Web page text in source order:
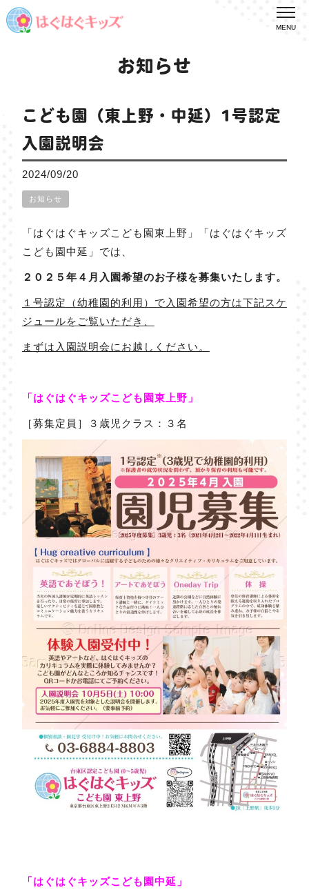
MENU
お知らせ
こども園（東上野・中延）1号認定
入園説明会
2024/09/20
お知らせ
「はぐはぐキッズこども園東上野」「はぐはぐキッズ
こども園中延」では、
２０２５年４月入園希望のお子様を募集いたします。
１号認定（幼稚園的利用）で入園希望の方は下記スケ
ジュールをご覧いただき、
まずは入園説明会にお越しください。
「はぐはぐキッズこども園東上野」
［募集定員］３歳児クラス：３名
「はぐはぐキッズこども園中延」